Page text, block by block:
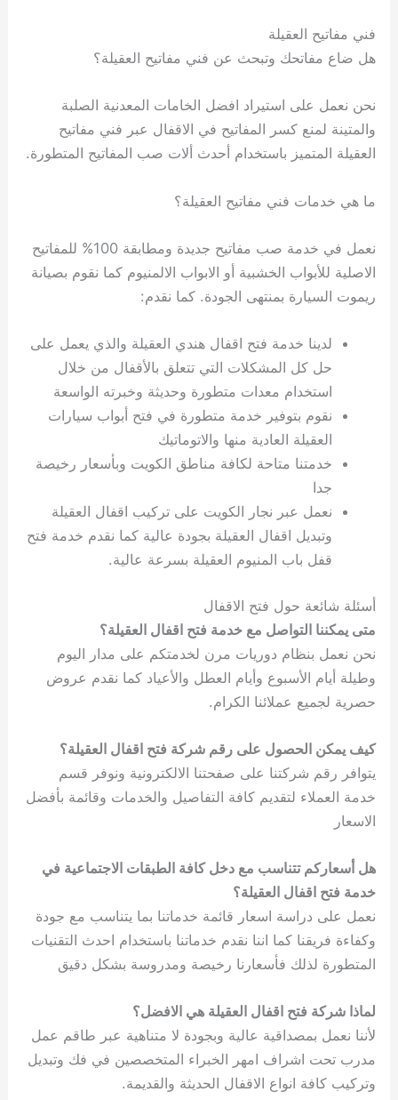
فني مفاتيح العقيلة
هل ضاع مفاتحك وتبحث عن فني مفاتيح العقيلة؟
نحن نعمل على استيراد افضل الخامات المعدنية الصلبة
والمتينة لمنع كسر المفاتيح في الاقفال عبر فني مفاتيح
العقيلة المتميز باستخدام أحدث ألات صب المفاتيح المتطورة.
ما هي خدمات فني مفاتيح العقيلة؟
نعمل في خدمة صب مفاتيح جديدة ومطابقة 100% للمفاتيح
الاصلية للأبواب الخشبية أو الابواب الالمنيوم كما نقوم بصيانة
ريموت السيارة بمنتهى الجودة. كما نقدم:
لدينا خدمة فتح اقفال هندي العقيلة والذي يعمل على
حل كل المشكلات التي تتعلق بالأقفال من خلال
استخدام معدات متطورة وحديثة وخبرته الواسعة
نقوم بتوفير خدمة متطورة في فتح أبواب سيارات
العقيلة العادية منها والاتوماتيك
خدمتنا متاحة لكافة مناطق الكويت وبأسعار رخيصة
جدا
نعمل عبر نجار الكويت على تركيب اقفال العقيلة
وتبديل اقفال العقيلة بجودة عالية كما نقدم خدمة فتح
قفل باب المنيوم العقيلة بسرعة عالية.
أسئلة شائعة حول فتح الاقفال
متى يمكننا التواصل مع خدمة فتح اقفال العقيلة؟
نحن نعمل بنظام دوريات مرن لخدمتكم على مدار اليوم
وطيلة أيام الأسبوع وأيام العطل والأعياد كما نقدم عروض
حصرية لجميع عملائنا الكرام.
كيف يمكن الحصول على رقم شركة فتح اقفال العقيلة؟
يتوافر رقم شركتنا على صفحتنا الالكترونية ونوفر قسم
خدمة العملاء لتقديم كافة التفاصيل والخدمات وقائمة بأفضل
الاسعار
هل أسعاركم تتناسب مع دخل كافة الطبقات الاجتماعية في
خدمة فتح اقفال العقيلة؟
نعمل على دراسة اسعار قائمة خدماتنا بما يتناسب مع جودة
وكفاءة فريقنا كما اننا نقدم خدماتنا باستخدام احدث التقنيات
المتطورة لذلك فأسعارنا رخيصة ومدروسة بشكل دقيق
لماذا شركة فتح اقفال العقيلة هي الافضل؟
لأننا نعمل بمصداقية عالية وبجودة لا متناهية عبر طاقم عمل
مدرب تحت اشراف امهر الخبراء المتخصصين في فك وتبديل
وتركيب كافة انواع الاقفال الحديثة والقديمة.